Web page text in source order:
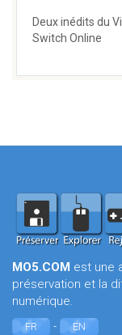
Deux inédits du
Switch Online
MO5.COM est une
préservation et la
numérique.
FR - EN